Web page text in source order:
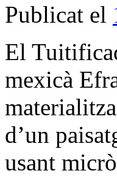
Publicat el
El
mexicà
d’un
usant